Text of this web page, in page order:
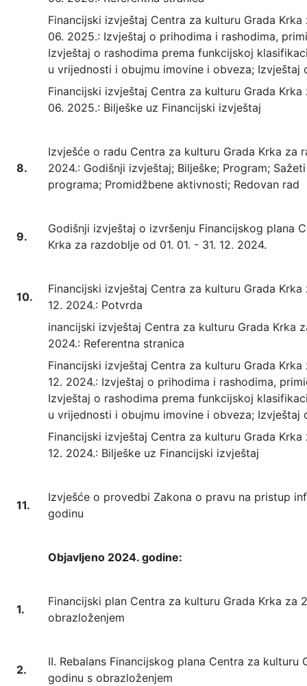
Financijski izvještaj Centra za kulturu Grada Krka
06. 2025.: Izvještaj o prihodima i rashodima,
Izvještaj o rashodima prema funkcijskoj
u vrijednosti i obujmu imovine i obveza; Izvještaj
Financijski izvještaj Centra za kulturu Grada Krka
06. 2025.: Bilješke uz Financijski izvještaj
8.
Izvješće o radu Centra za kulturu Grada Krka za
2024.: Godišnji izvještaj; Bilješke; Program;
programa; Promidžbene aktivnosti; Redovan rad
9.
Godišnji izvještaj o izvršenju Financijskog plana
Krka za razdoblje od 01. 01. - 31. 12. 2024.
10.
Financijski izvještaj Centra za kulturu Grada Krka
12. 2024.: Potvrda
inancijski izvještaj Centra za kulturu Grada Krka
2024.: Referentna stranica
Financijski izvještaj Centra za kulturu Grada Krka
12. 2024.: Izvještaj o prihodima i rashodima,
Izvještaj o rashodima prema funkcijskoj
u vrijednosti i obujmu imovine i obveza; Izvještaj
Financijski izvještaj Centra za kulturu Grada Krka
12. 2024.: Bilješke uz Financijski izvještaj
11.
Izvješće o provedbi Zakona o pravu na pristup
godinu
Objavljeno 2024. godine:
1.
Financijski plan Centra za kulturu Grada Krka za
obrazloženjem
2.
II. Rebalans Financijskog plana Centra za kulturu
godinu s obrazloženjem